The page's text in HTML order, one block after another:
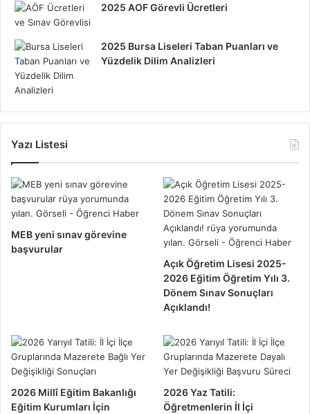
2025 AOF Görevli Ücretleri
2025 Bursa Liseleri Taban Puanları ve
Yüzdelik Dilim Analizleri
Yazı Listesi
MEB yeni sınav görevine
başvurular
Açık Öğretim Lisesi 2025-
2026 Eğitim Öğretim Yılı 3.
Dönem Sınav Sonuçları
Açıklandı!
2026 Millî Eğitim Bakanlığı
Eğitim Kurumları İçin
2026 Yaz Tatili:
Öğretmenlerin İl İçi